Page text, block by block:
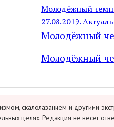
Молодёжный
27.08.2019.
Молодёжный
Молодёжный
скалолазанием и другими
целях. Редакция не несет